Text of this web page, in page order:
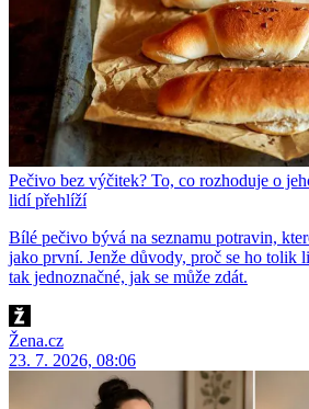
Pečivo bez výčitek? To, co rozhoduje o
lidí přehlíží
Bílé pečivo bývá na seznamu potravin,
jako první. Jenže důvody, proč se ho tolik
tak jednoznačné, jak se může zdát.
Žena.cz
23. 7. 2026, 08:06